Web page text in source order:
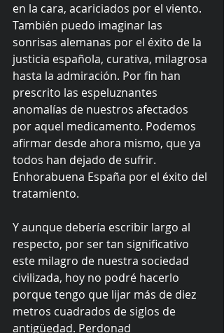
en la cara, acariciados por el viento.
También puedo imaginar las
sonrisas alemanas por el éxito de la
justicia española, curativa, milagrosa
hasta la admiración. Por fin han
prescrito las espeluznantes
anomalías de nuestros afectados
por aquel medicamento. Podemos
afirmar desde ahora mismo, que ya
todos han dejado de sufrir.
Enhorabuena España por el éxito del
tratamiento.
Y aunque debería escribir largo al
respecto, por ser tan significativo
este milagro de nuestra sociedad
civilizada, hoy no podré hacerlo
porque tengo que lijar más de diez
metros cuadrados de siglos de
antigüedad. Perdonad